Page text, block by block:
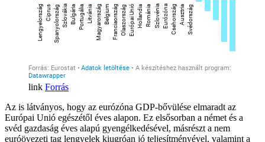
Forrás
Az is látványos, hogy az eurózóna GDP-bővülése elmaradt az
Európai Unió egészétől éves alapon. Ez elsősorban a német és a
svéd gazdaság éves alapú gyengélkedésével, másrészt a nem
euróövezeti tag lengyelek kiugróan jó teljesítményével, valamint a